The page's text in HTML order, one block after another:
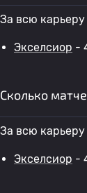
За всю карьеру
Экселсиор -
Сколько
За всю
Экселсиор -